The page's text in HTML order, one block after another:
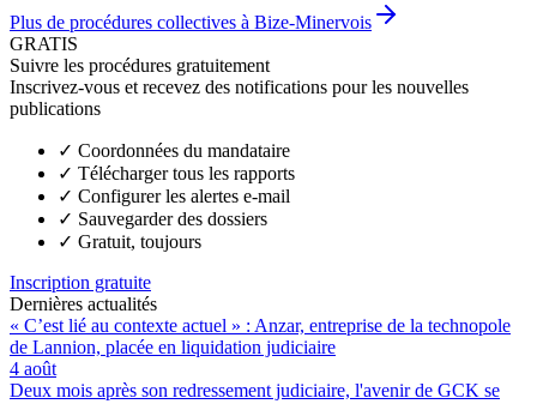
Plus de procédures collectives à Bize-Minervois
GRATIS
Suivre les procédures gratuitement
Inscrivez-vous et recevez des notifications pour les nouvelles
publications
✓ Coordonnées du mandataire
✓ Télécharger tous les rapports
✓ Configurer les alertes e-mail
✓ Sauvegarder des dossiers
✓ Gratuit, toujours
Inscription gratuite
Dernières actualités
« C’est lié au contexte actuel » : Anzar, entreprise de la technopole
de Lannion, placée en liquidation judiciaire
4 août
Deux mois après son redressement judiciaire, l'avenir de GCK se